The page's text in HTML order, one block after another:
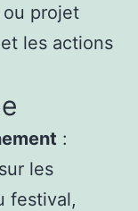
projet
et les actions
:
les
festival,